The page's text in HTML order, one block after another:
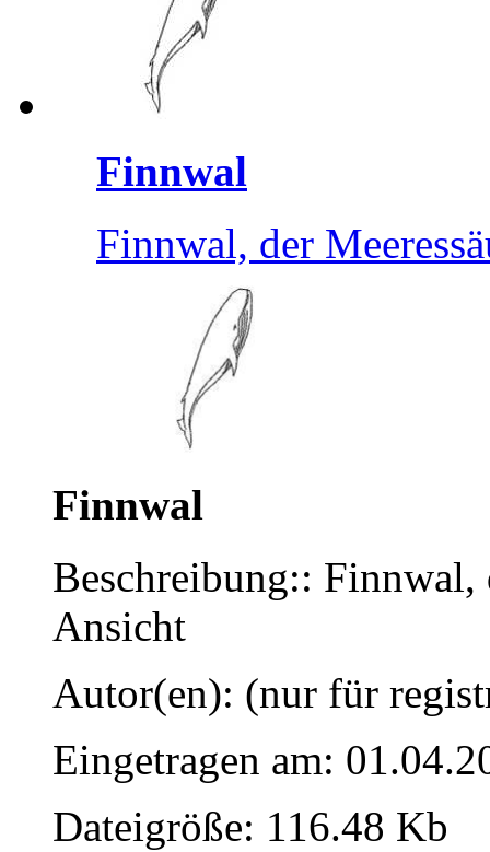
Finnwal
Finnwal, der
Finnwal
Beschreibung:: Finnwal,
Ansicht
Autor(en): (nur für
Eingetragen am:
Dateigröße: 116.48 Kb